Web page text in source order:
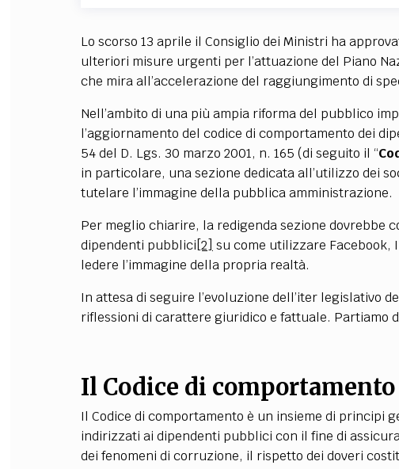
Lo scorso 13 aprile il Consiglio dei Ministri ha
ulteriori misure urgenti per l’attuazione del Piano
che mira all’accelerazione del raggiungimento di
Nell’ambito di una più ampia riforma del pubblico
l’aggiornamento del codice di comportamento dei
54 del D. Lgs. 30 marzo 2001, n. 165 (di seguito il “
in particolare, una sezione dedicata all’utilizzo dei
tutelare l’immagine della pubblica amministrazione.
Per meglio chiarire, la redigenda sezione dovrebbe
dipendenti pubblici [2] su come utilizzare
ledere l’immagine della propria realtà.
In attesa di seguire l’evoluzione dell’iter legislativo
riflessioni di carattere giuridico e fattuale. Partiamo
Il Codice di
Il Codice di comportamento è un insieme di principi
indirizzati ai dipendenti pubblici con il fine di
dei fenomeni di corruzione, il rispetto dei doveri